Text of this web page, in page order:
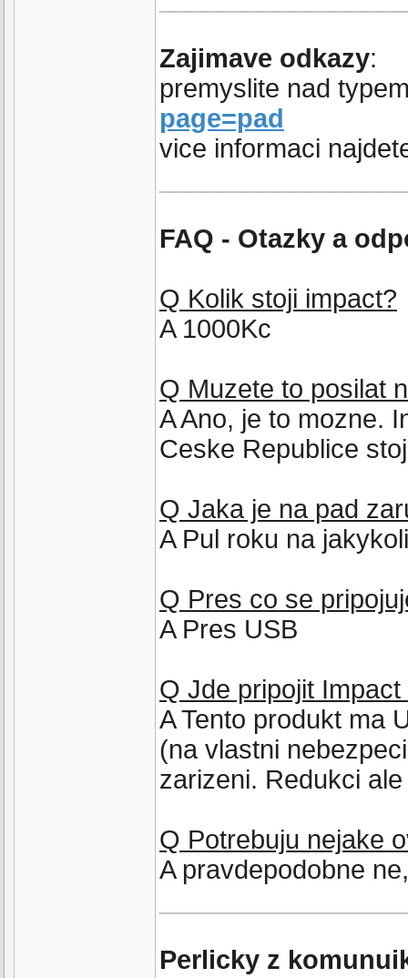
Zajimave odkazy:
premyslite nad
page=pad
vice informaci
FAQ - Otazky a
Q Kolik stoji impact?
A 1000Kc
Q Muzete to posilat
A Ano, je to mozne.
Ceske Republice
Q Jaka je na pad
A Pul roku na
Q Pres co se
A Pres USB
Q Jde pripojit
A Tento produkt ma
(na vlastni
zarizeni. Redukci
Q Potrebuju nejake
A pravdepodobne
Perlicky z